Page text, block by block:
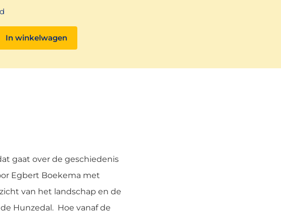
In winkelwagen
gaat over de geschiedenis
Egbert Boekema met
van het landschap en de
Hunzedal. Hoe vanaf de